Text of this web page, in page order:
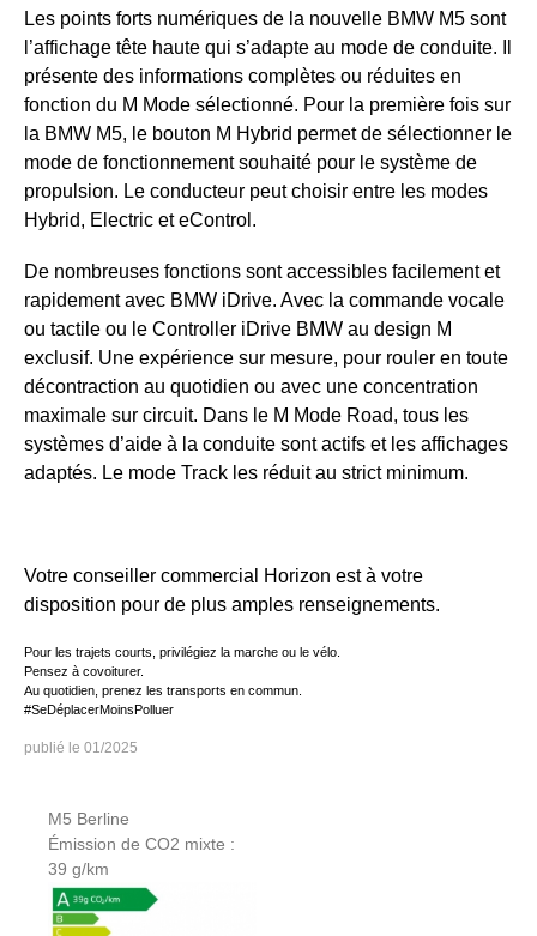
Les points forts numériques de la nouvelle BMW M5 sont
l’affichage tête haute qui s’adapte au mode de conduite. Il
présente des informations complètes ou réduites en
fonction du M Mode sélectionné. Pour la première fois sur
la BMW M5, le bouton M Hybrid permet de sélectionner le
mode de fonctionnement souhaité pour le système de
propulsion. Le conducteur peut choisir entre les modes
Hybrid, Electric et eControl.
De nombreuses fonctions sont accessibles facilement et
rapidement avec BMW iDrive. Avec la commande vocale
ou tactile ou le Controller iDrive BMW au design M
exclusif. Une expérience sur mesure, pour rouler en toute
décontraction au quotidien ou avec une concentration
maximale sur circuit. Dans le M Mode Road, tous les
systèmes d’aide à la conduite sont actifs et les affichages
adaptés. Le mode Track les réduit au strict minimum.
Votre conseiller commercial Horizon est à votre
disposition pour de plus amples renseignements.
Pour les trajets courts, privilégiez la marche ou le vélo.
Pensez à covoiturer.
Au quotidien, prenez les transports en commun.
#SeDéplacerMoinsPolluer
01/2025
M5 Berline
Émission de CO2 mixte :
39 g/km